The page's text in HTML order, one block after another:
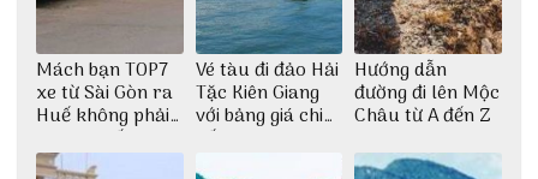
Mách bạn TOP7
xe từ Sài Gòn ra
Huế không phải
ai cũng biết
Vé tàu đi đảo Hải
Tặc Kiên Giang
với bảng giá chi
tiết
Hướng dẫn
đường đi lên Mộc
Châu từ A đến Z